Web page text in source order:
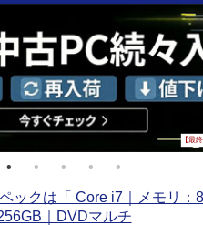
【最